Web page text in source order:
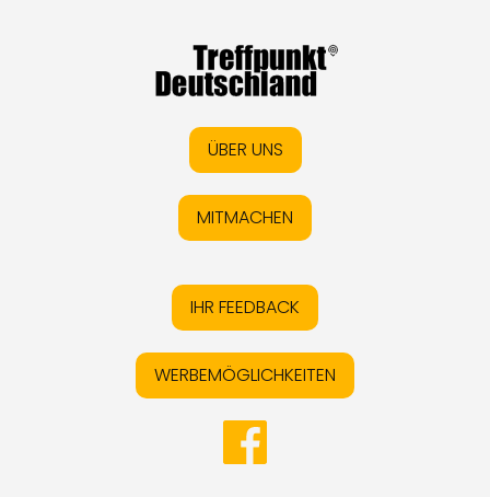
ÜBER UNS
MITMACHEN
IHR FEEDBACK
WERBEMÖGLICHKEITEN